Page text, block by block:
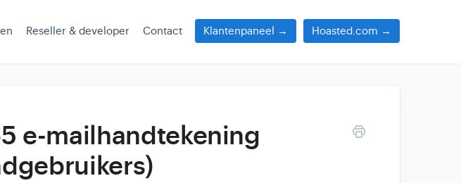
Reseller & developer Contact Klantenpaneel → Hoasted.com →
e-mailhandtekening